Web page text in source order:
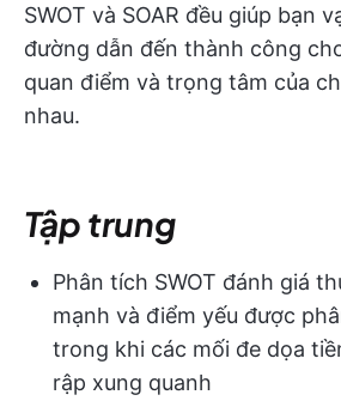
SWOT và SOAR đều giúp bạn
đường dẫn đến thành công
quan điểm và trọng tâm của
nhau.
Tập trung
Phân tích SWOT đánh giá
mạnh và điểm yếu được
trong khi các mối đe dọa
rập xung quanh